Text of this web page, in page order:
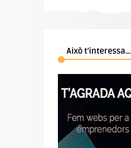
Això t’interessa…